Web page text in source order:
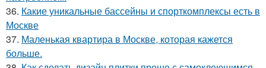
36. Какие уникальные бассейны и спорткомплексы есть в
Москве
37. Маленькая квартира в Москве, которая кажется
больше.